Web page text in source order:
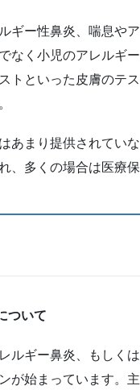
ギー性鼻炎、喘息や
なく小児のアレルギ
トといった皮膚のテ
あまり提供されてい
、多くの場合は医療
ついて
ルギー鼻炎、もしく
が始まっています。